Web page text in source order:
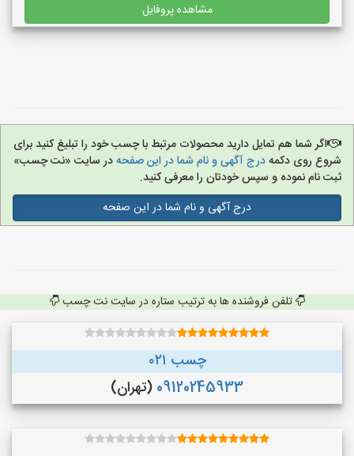
مشاهده پروفایل
اگر شما هم تمایل دارید محصولات مرتبط با چسب خود را تبلیغ کنید برای
شروع روی دکمهدرج آگهی و نام شما در این صفحهدر سایت «نت چسب»
ثبت نام نموده و سپس خودتان را معرفی کنید.
درج آگهی و نام شما در این صفحه
تلفن فروشنده ها به ترتیب ستاره در سایت نت چسب
چسب ۰۲۱
09120245933 (تهران)